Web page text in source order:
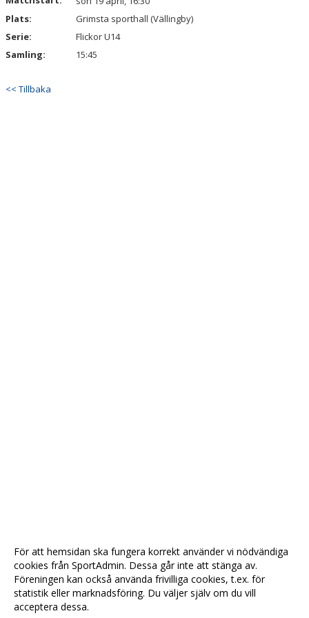
Plats:
Grimsta sporthall (Vällingby)
Serie:
Flickor U14
Samling:
15:45
<< Tillbaka
För att hemsidan ska fungera korrekt använder vi nödvändiga
cookies från SportAdmin. Dessa går inte att stänga av.
Föreningen kan också använda frivilliga cookies, t.ex. för
statistik eller marknadsföring. Du väljer själv om du vill
acceptera dessa.